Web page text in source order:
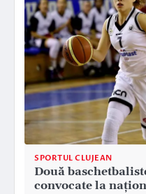
SPORTUL CLUJEAN
Două
convocate la